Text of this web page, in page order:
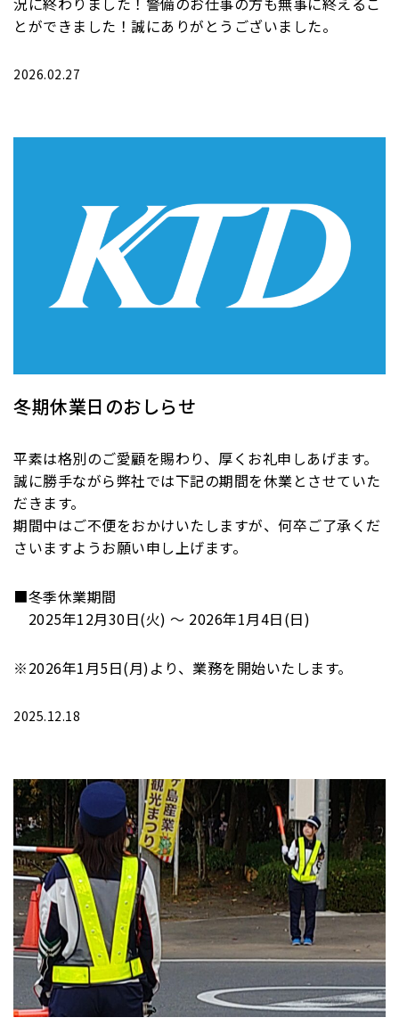
とができました！誠にありがとうございました。
2026.02.27
冬期休業日のおしらせ
平素は格別のご愛顧を賜わり、厚くお礼申しあげます。
誠に勝手ながら弊社では下記の期間を休業とさせていた
だきます。
期間中はご不便をおかけいたしますが、何卒ご了承くだ
さいますようお願い申し上げます。
■冬季休業期間
2025年12月30日(火) ～ 2026年1月4日(日)
※2026年1月5日(月)より、業務を開始いたします。
2025.12.18